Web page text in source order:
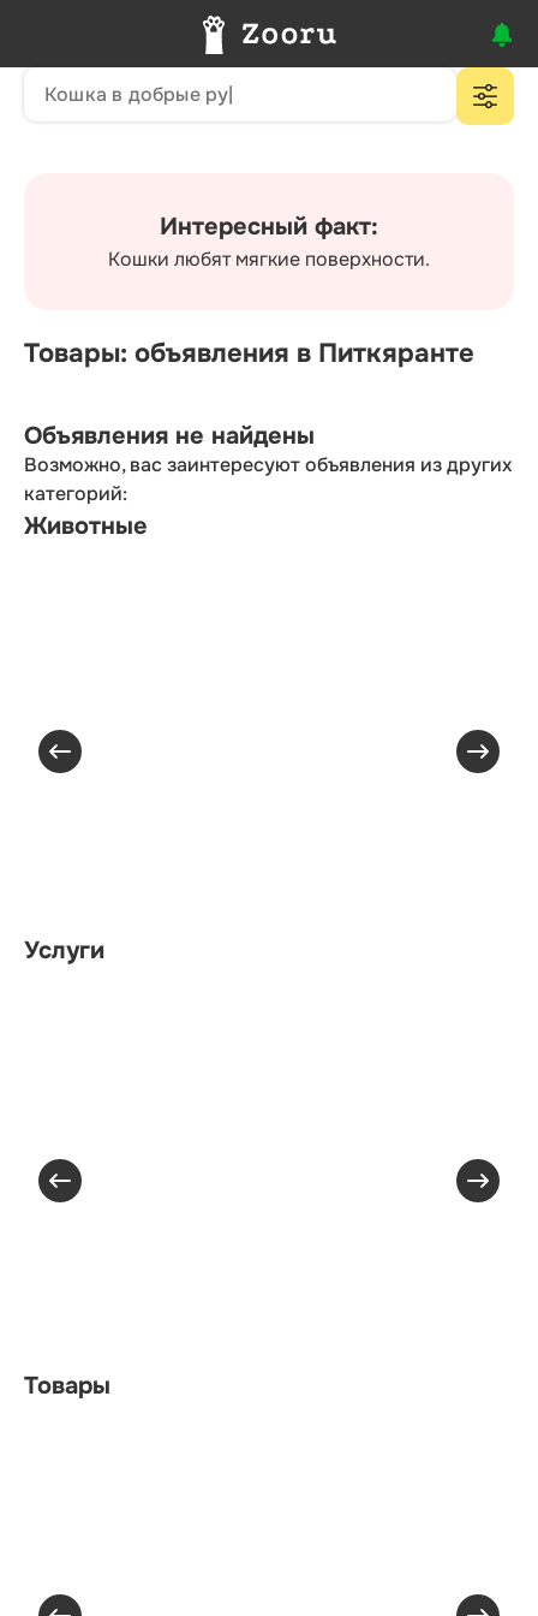
Интересный факт:
Кошки любят мягкие поверхности.
Товары: объявления в Питкяранте
Объявления не найдены
Возможно, вас заинтересуют объявления из других
категорий:
Животные
Услуги
Товары